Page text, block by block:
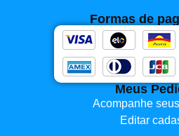
Formas de
Meus
Acompanhe
Editar